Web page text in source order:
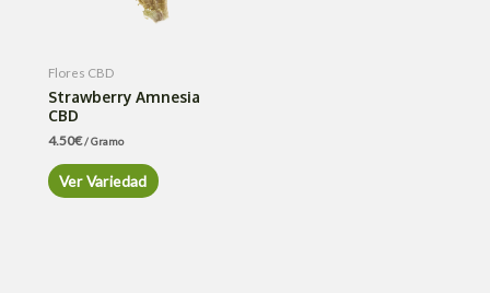
Flores CBD
Strawberry Amnesia
CBD
4.50€/ Gramo
Ver Variedad